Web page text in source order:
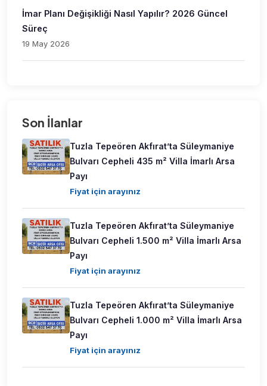
İmar Planı Değişikliği Nasıl Yapılır? 2026 Güncel
Süreç
19 May 2026
Son İlanlar
Tuzla Tepeören Akfırat’ta Süleymaniye
Bulvarı Cepheli 435 m² Villa İmarlı Arsa
Payı
Fiyat için arayınız
Tuzla Tepeören Akfırat’ta Süleymaniye
Bulvarı Cepheli 1.500 m² Villa İmarlı Arsa
Payı
Fiyat için arayınız
Tuzla Tepeören Akfırat’ta Süleymaniye
Bulvarı Cepheli 1.000 m² Villa İmarlı Arsa
Payı
Fiyat için arayınız